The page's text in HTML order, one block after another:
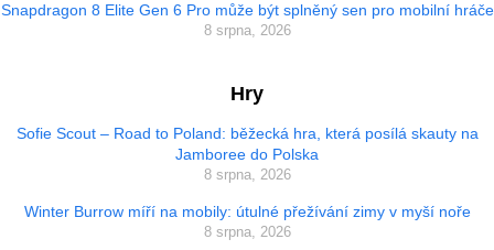
Snapdragon 8 Elite Gen 6 Pro může být splněný sen pro mobilní hráče
8 srpna, 2026
Hry
Sofie Scout – Road to Poland: běžecká hra, která posílá skauty na
Jamboree do Polska
8 srpna, 2026
Winter Burrow míří na mobily: útulné přežívání zimy v myší noře
8 srpna, 2026